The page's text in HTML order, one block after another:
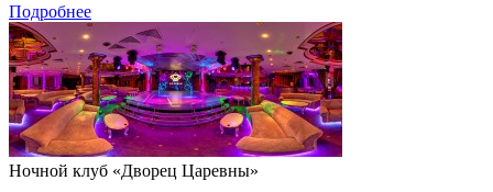
Подробнее
Ночной клуб «Дворец Царевны»